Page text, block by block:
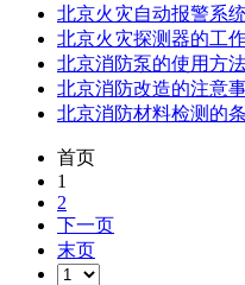
北京火灾自动报警系
北京火灾探测器的工
北京消防泵的使用方
北京消防改造的注意
北京消防材料检测的
首页
1
2
下一页
末页